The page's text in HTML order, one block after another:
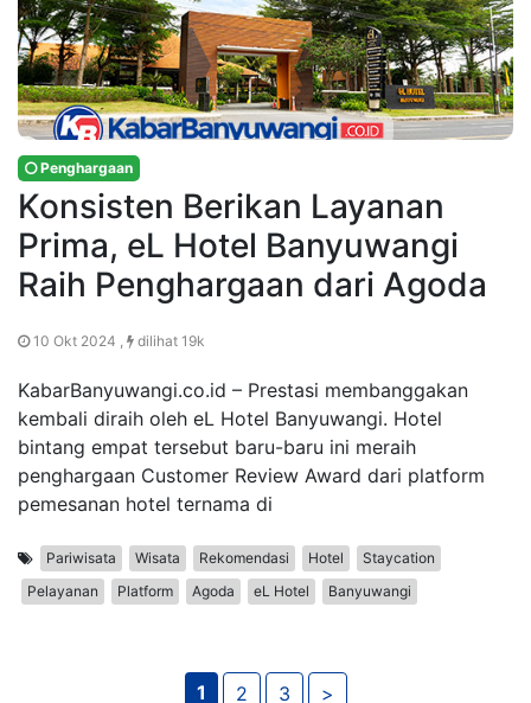
Penghargaan
Konsisten Berikan Layanan
Prima, eL Hotel Banyuwangi
Raih Penghargaan dari Agoda
10 Okt 2024 , dilihat 19k
KabarBanyuwangi.co.id – Prestasi membanggakan
kembali diraih oleh eL Hotel Banyuwangi. Hotel
bintang empat tersebut baru-baru ini meraih
penghargaan Customer Review Award dari platform
pemesanan hotel ternama di
Pariwisata Wisata Rekomendasi Hotel
Staycation
Pelayanan
Platform Agoda eL Hotel Banyuwangi
1 2 3 >